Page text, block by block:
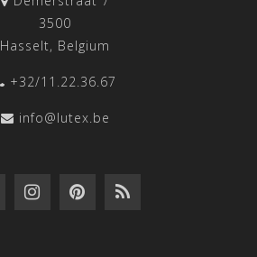
3500
Hasselt, Belgium
+32/11.22.36.67
info@lutex.be